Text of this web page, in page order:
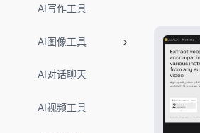
AI写作工具
AI图像工具
AI对话聊天
AI视频工具